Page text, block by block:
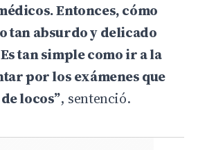
Entonces, cómo
tan absurdo y delicado
tan simple como ir a la
por los exámenes que
locos”, sentenció.